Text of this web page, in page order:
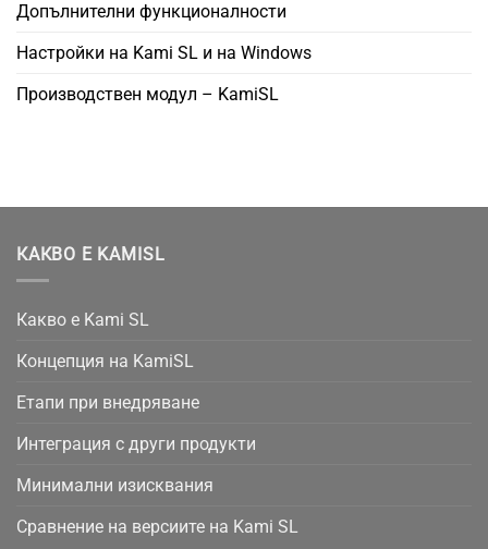
Допълнителни функционалности
Настройки на Kami SL и на Windows
Производствен модул – KamiSL
КАКВО Е KAMISL
Какво е Kami SL
Концепция на KamiSL
Етапи при внедряване
Интеграция с други продукти
Минимални изисквания
Сравнение на версиите на Kami SL